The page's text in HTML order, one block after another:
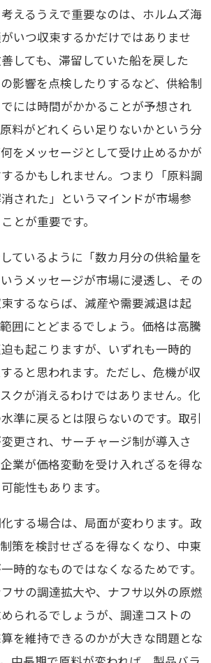
えるうえで重要なのは、ホルムズ海
いつ収束するかだけではありませ
しても、滞留していた船を戻した
影響を点検したりするなど、供給制
には時間がかかることが予想され
料がどれくらい足りないかという分
をメッセージとして受け止めるかが
るかもしれません。つまり「原料調
された」というマインドが市場参
とが重要です。
ているように「数カ月分の供給量を
うメッセージが市場に浸透し、その
するならば、減産や需要減退は起
囲にとどまるでしょう。価格は高騰
も起こりますが、いずれも一時的
ると思われます。ただし、危機が収
クが消えるわけではありません。化
準に戻るとは限らないのです。取引
更され、サーチャージ制が導入さ
業が価格変動を受け入れざるを得な
能性もあります。
する場合は、局面が変わります。政
策を検討せざるを得なくなり、中東
時的なものではなくなるためです。
サの調達拡大や、ナフサ以外の原燃
られるでしょうが、調達コストの
を維持できるのかが大きな問題とな